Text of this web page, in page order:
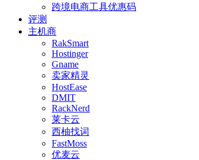
跨境电商工具优惠码
评测
主机商
RakSmart
Hostinger
Gname
卖家精灵
HostEase
DMIT
RackNerd
莱卡云
西柚找词
FastMoss
优麦云